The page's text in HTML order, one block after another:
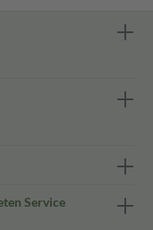
Service